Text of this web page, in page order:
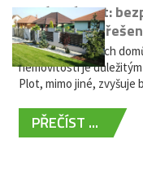
Hliníkový plot:
bezúdržbové
Oplocení rodinných
nemovitostí je
Plot, mimo jiné, zvyšuje
PŘEČÍST ...